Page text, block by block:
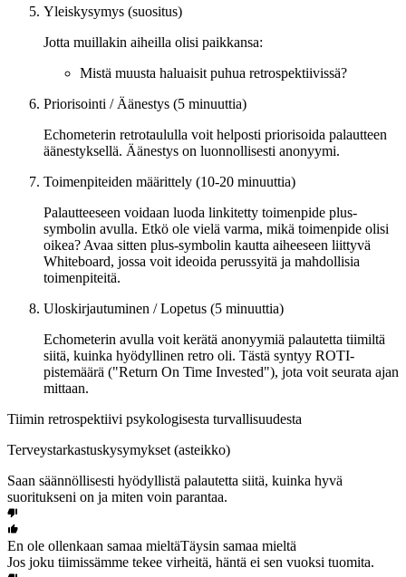
Yleiskysymys (suositus)
Jotta muillakin aiheilla olisi paikkansa:
Mistä muusta haluaisit puhua retrospektiivissä?
Priorisointi / Äänestys (5 minuuttia)
Echometerin retrotaululla voit helposti priorisoida palautteen
äänestyksellä. Äänestys on luonnollisesti anonyymi.
Toimenpiteiden määrittely (10-20 minuuttia)
Palautteeseen voidaan luoda linkitetty toimenpide plus-
symbolin avulla. Etkö ole vielä varma, mikä toimenpide olisi
oikea? Avaa sitten plus-symbolin kautta aiheeseen liittyvä
Whiteboard, jossa voit ideoida perussyitä ja mahdollisia
toimenpiteitä.
Uloskirjautuminen / Lopetus (5 minuuttia)
Echometerin avulla voit kerätä anonyymiä palautetta tiimiltä
siitä, kuinka hyödyllinen retro oli. Tästä syntyy ROTI-
pistemäärä ("Return On Time Invested"), jota voit seurata ajan
mittaan.
Tiimin retrospektiivi psykologisesta turvallisuudesta
Terveystarkastuskysymykset (asteikko)
Saan säännöllisesti hyödyllistä palautetta siitä, kuinka hyvä
suoritukseni on ja miten voin parantaa.
En ole ollenkaan samaa mieltäTäysin samaa mieltä
Jos joku tiimissämme tekee virheitä, häntä ei sen vuoksi tuomita.